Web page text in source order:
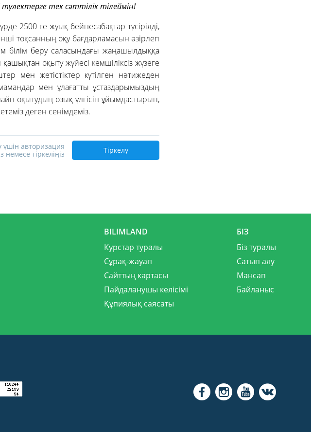
тек сәттілік тілеймін!
2500-ге жуық бейнесабақтар түсірілді,
тоқсанның оқу бағдарламасын әзірлеп
беру саласындағы жаңашылдыққа
оқыту жүйесі кемшіліксіз жүзеге
мен жетістіктер күтілген нәтижеден
мен ұлағатты ұстаздарымыздың
оқытудың озық үлгісін ұйымдастырып,
деген сенімдеміз.
үшін авторизация
немесе тіркеліңіз
Тіркелу
BILIMLAND
Курстар туралы
Сұрақ-жауап
Сайттың картасы
Пайдаланушы келісімі
Құпиялық саясаты
БІЗ
Біз туралы
Сатып алу
Мансап
Байланыс